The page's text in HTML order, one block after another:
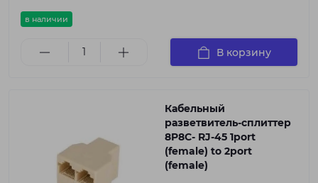
в наличии
В корзину
Кабельный
разветвитель-сплиттер
8P8C- RJ-45 1port
(female) to 2port
(female)